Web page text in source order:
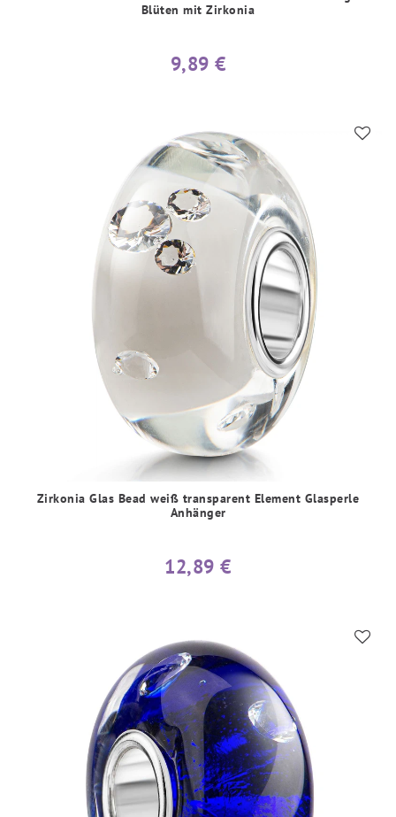
Blüten mit Zirkonia
9,89 €
Zirkonia Glas Bead weiß transparent Element Glasperle
Anhänger
12,89 €